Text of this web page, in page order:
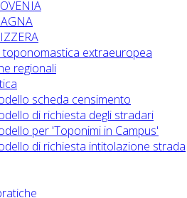
toponomastica extraeuropea
regionali
scheda censimento
di richiesta degli stradari
per 'Toponimi in Campus'
di richiesta intitolazione strada